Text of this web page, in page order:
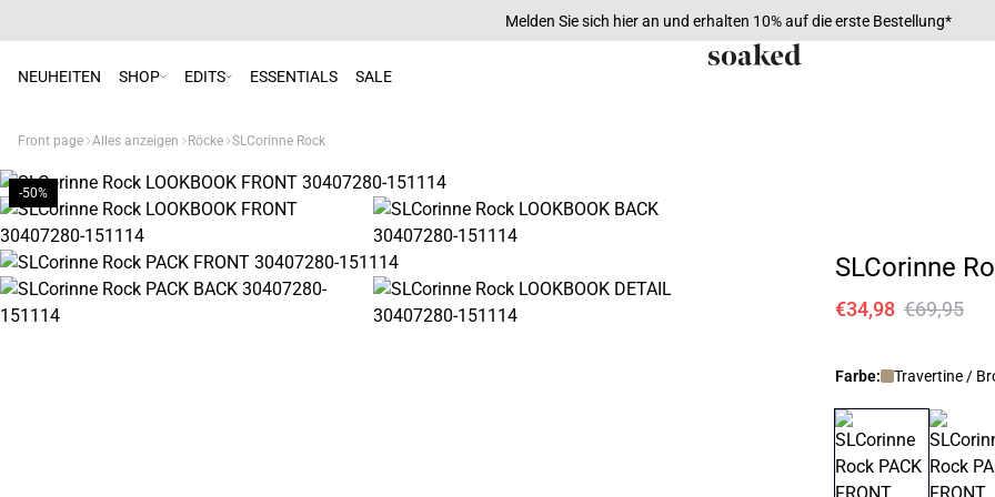
Melden Sie sich hier an und erhalten 10% auf die erste Bestellung*
NEUHEITEN SHOP EDITS ESSENTIALS SALE
Front page Alles anzeigen Röcke SLCorinne Rock
-50%
SLCorinne
€34,98 €69,95
Farbe: Travertine /